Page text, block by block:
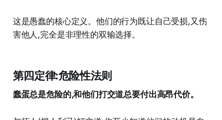
这是愚蠢的核心定义。他们的行为既让自己受损,又伤
害他人,完全是非理性的双输选择。
第四定律:危险性法则
蠢蛋总是危险的,和他们打交道总要付出高昂代价。